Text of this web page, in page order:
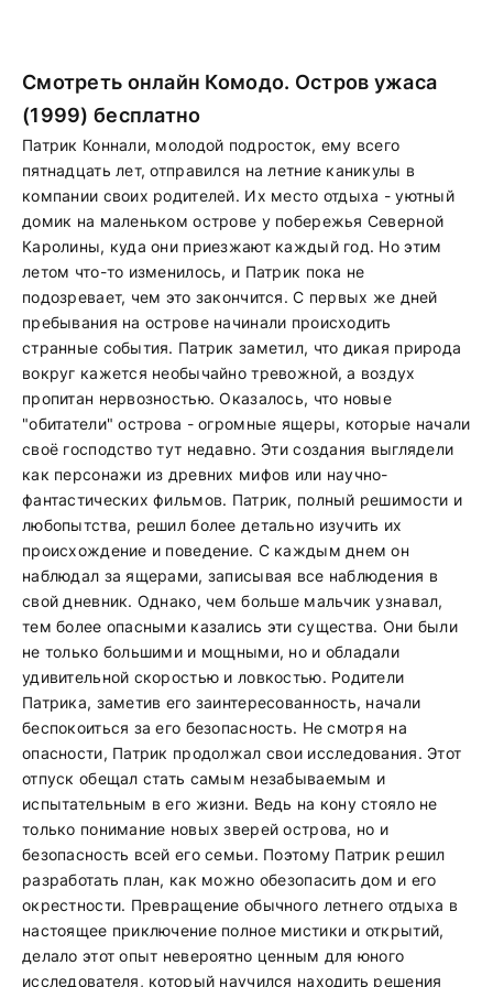
Смотреть онлайн Комодо. Остров ужаса
(1999) бесплатно
Патрик Коннали, молодой подросток, ему всего
пятнадцать лет, отправился на летние каникулы в
компании своих родителей. Их место отдыха - уютный
домик на маленьком острове у побережья Северной
Каролины, куда они приезжают каждый год. Но этим
летом что-то изменилось, и Патрик пока не
подозревает, чем это закончится. С первых же дней
пребывания на острове начинали происходить
странные события. Патрик заметил, что дикая природа
вокруг кажется необычайно тревожной, а воздух
пропитан нервозностью. Оказалось, что новые
"обитатели" острова - огромные ящеры, которые начали
своё господство тут недавно. Эти создания выглядели
как персонажи из древних мифов или научно-
фантастических фильмов. Патрик, полный решимости и
любопытства, решил более детально изучить их
происхождение и поведение. С каждым днем он
наблюдал за ящерами, записывая все наблюдения в
свой дневник. Однако, чем больше мальчик узнавал,
тем более опасными казались эти существа. Они были
не только большими и мощными, но и обладали
удивительной скоростью и ловкостью. Родители
Патрика, заметив его заинтересованность, начали
беспокоиться за его безопасность. Не смотря на
опасности, Патрик продолжал свои исследования. Этот
отпуск обещал стать самым незабываемым и
испытательным в его жизни. Ведь на кону стояло не
только понимание новых зверей острова, но и
безопасность всей его семьи. Поэтому Патрик решил
разработать план, как можно обезопасить дом и его
окрестности. Превращение обычного летнего отдыха в
настоящее приключение полное мистики и открытий,
делало этот опыт невероятно ценным для юного
исследователя, который научился находить решения